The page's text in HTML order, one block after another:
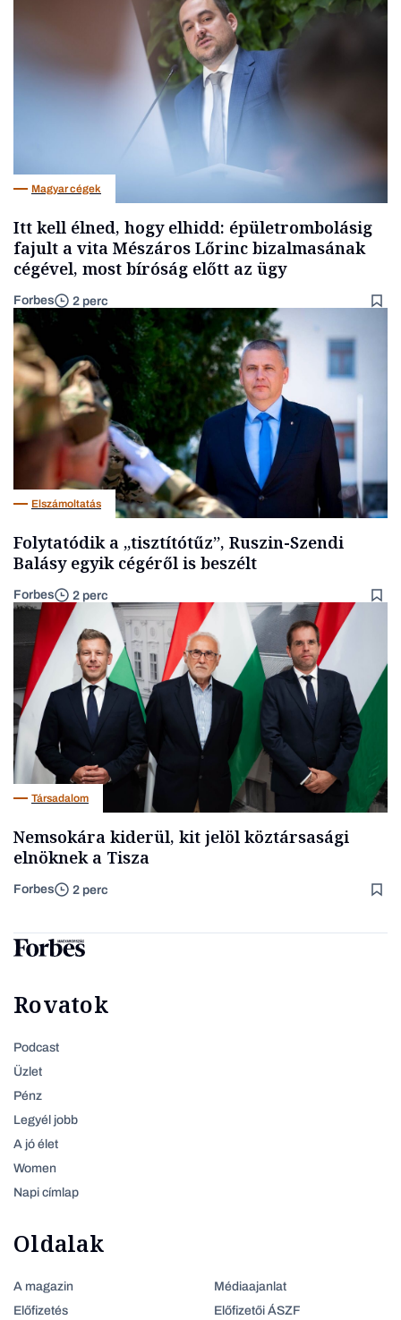
Magyar cégek
Itt kell élned, hogy elhidd: épületrombolásig
fajult a vita Mészáros Lőrinc bizalmasának
cégével, most bíróság előtt az ügy
Forbes 2 perc
Elszámoltatás
Folytatódik a „tisztítótűz”, Ruszin-Szendi
Balásy egyik cégéről is beszélt
Forbes 2 perc
Társadalom
Nemsokára kiderül, kit jelöl köztársasági
elnöknek a Tisza
Forbes 2 perc
Rovatok
Podcast
Üzlet
Pénz
Legyél jobb
A jó élet
Women
Napi címlap
Oldalak
A magazin
Előfizetés
Médiaajanlat
Előfizetői ÁSZF